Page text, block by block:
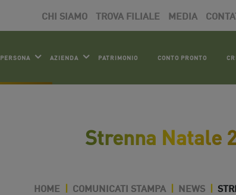
CHI SIAMO TROVA FILIALE MEDIA
PERSONA AZIENDA PATRIMONIO CONTO PRONTO
Strenna Natale
HOME | COMUNICATI STAMPA | NEWS |